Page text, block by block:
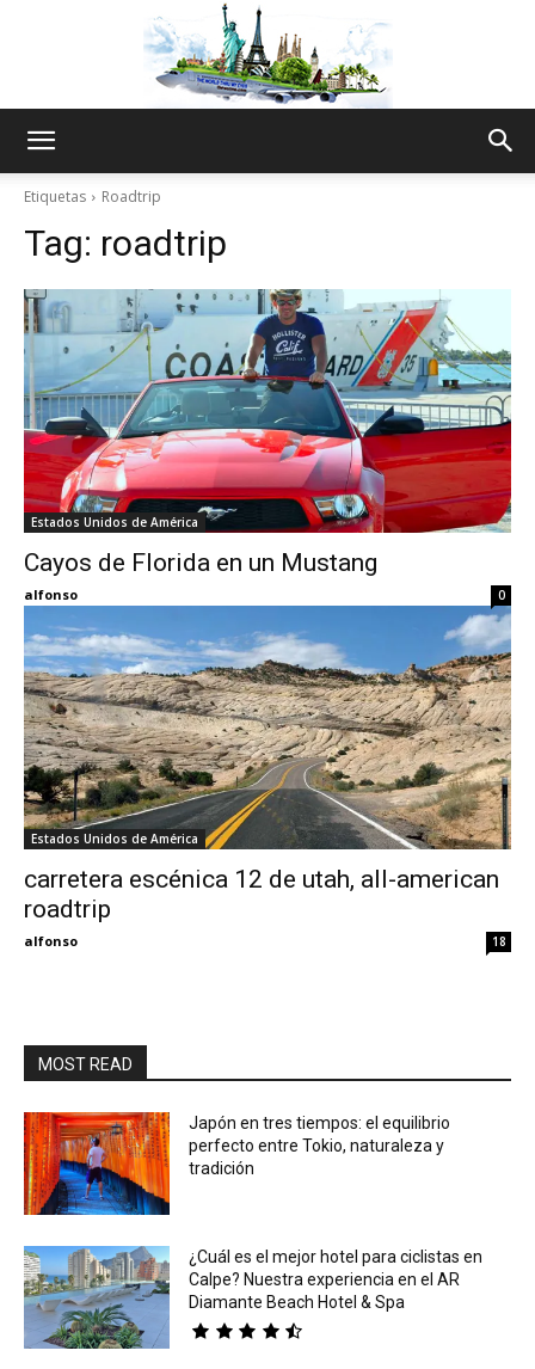
Thru
My
Etiquetas Roadtrip
Tag: roadtrip
Estados Unidos de América
Cayos de Florida en un Mustang
alfonso 0
Estados Unidos de América
carretera escénica 12 de utah, all-american
roadtrip
alfonso 18
MOST READ
Japón en tres tiempos: el equilibrio
perfecto entre Tokio, naturaleza y
tradición
¿Cuál es el mejor hotel para ciclistas en
Calpe? Nuestra experiencia en el AR
Diamante Beach Hotel & Spa